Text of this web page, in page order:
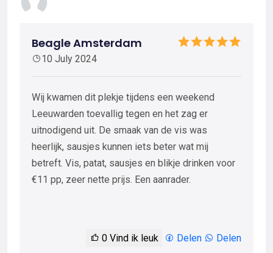
Beagle Amsterdam
10 July 2024
Wij kwamen dit plekje tijdens een weekend
Leeuwarden toevallig tegen en het zag er
uitnodigend uit. De smaak van de vis was
heerlijk, sausjes kunnen iets beter wat mij
betreft. Vis, patat, sausjes en blikje drinken voor
€11 pp, zeer nette prijs. Een aanrader.
0 Vind ik leuk Delen Delen